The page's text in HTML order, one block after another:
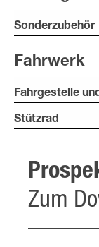
Sonderzubehör
Fahrwerk
Fahrgestelle
Stützrad
Zum